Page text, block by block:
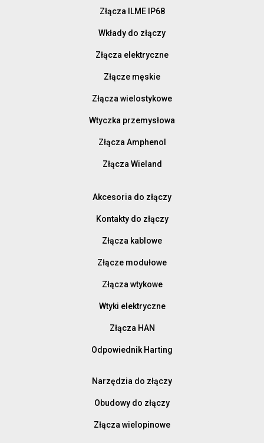
Złącza ILME IP68
Wkłady do złączy
Złącza elektryczne
Złącze męskie
Złącza wielostykowe
Wtyczka przemysłowa
Złącza Amphenol
Złącza Wieland
Akcesoria do złączy
Kontakty do złączy
Złącza kablowe
Złącze modułowe
Złącza wtykowe
Wtyki elektryczne
Złącza HAN
Odpowiednik Harting
Narzędzia do złączy
Obudowy do złączy
Złącza wielopinowe